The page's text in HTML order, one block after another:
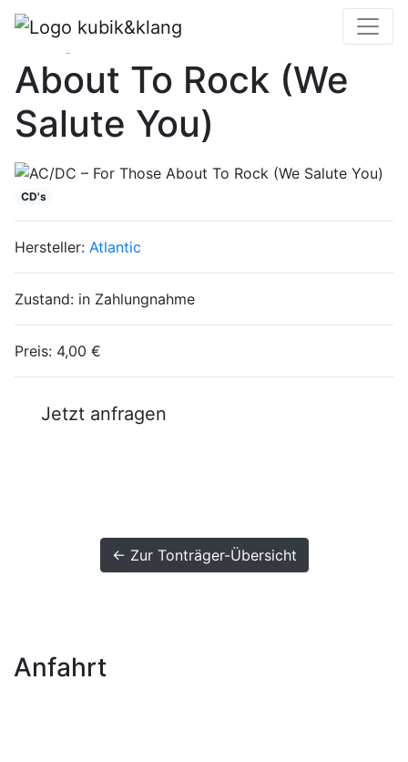
AC/DC – For Those
About To Rock (We
Salute You)
CD's
Hersteller: Atlantic
Zustand: in Zahlungnahme
Preis: 4,00 €
Jetzt anfragen
← Zur Tonträger-Übersicht
Anfahrt